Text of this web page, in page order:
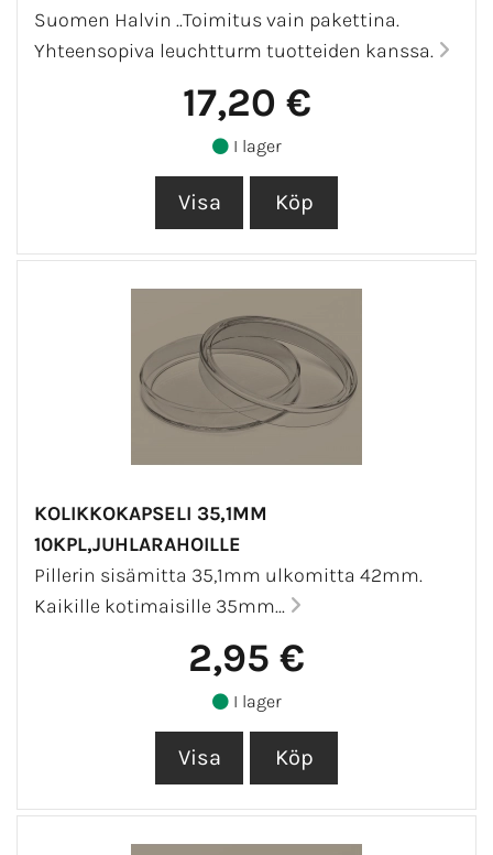
Suomen Halvin ..Toimitus vain pakettina.
Yhteensopiva leuchtturm tuotteiden kanssa.
17,20 €
I lager
KOLIKKOKAPSELI 35,1MM
10KPL,JUHLARAHOILLE
Pillerin sisämitta 35,1mm ulkomitta 42mm.
Kaikille kotimaisille 35mm...
2,95 €
I lager